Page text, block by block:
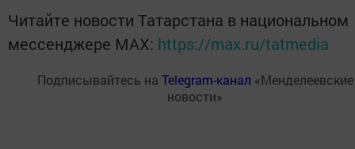
Читайте новости Татарстана в национальном
мессенджере MАХ: https://max.ru/tatmedia
Подписывайтесь на Telegram-канал «Менделеевские
новости»